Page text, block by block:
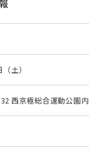
土）
西京極総合運動公園内